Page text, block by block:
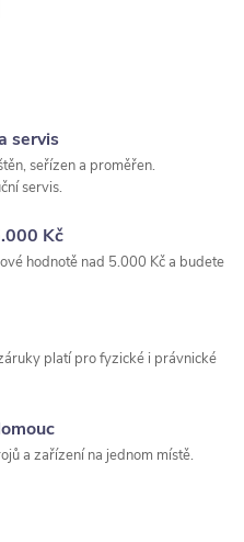
servis
seřízen a proměřen.
servis.
Kč
hodnotě nad 5.000 Kč a budete
platí pro fyzické i právnické
a zařízení na jednom místě.